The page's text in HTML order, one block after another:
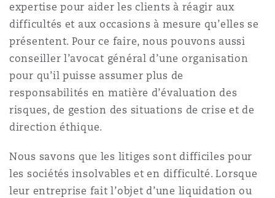
Assurance spécialisée
(D. C.)
expertise pour aider les clients à réagir aux
difficultés et aux occasions à mesure qu’elles se
présentent. Pour ce faire, nous pouvons aussi
conseiller l’avocat général d’une organisation
pour qu’il puisse assumer plus de
responsabilités en matière d’évaluation des
risques, de gestion des situations de crise et de
direction éthique.
Nous savons que les litiges sont difficiles pour
les sociétés insolvables et en difficulté. Lorsque
leur entreprise fait l’objet d’une liquidation ou